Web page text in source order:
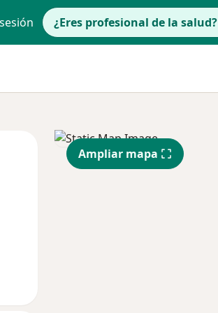
¿Eres profesional de la salud?
Vie
14 Ago
Sáb
15 Ago
Ampliar mapa